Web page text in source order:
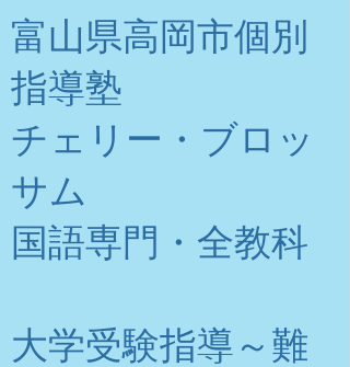
富山県高岡市個別
指導塾
チェリー・ブロッ
サム
​国語専門・全教科
大学受験指導～難